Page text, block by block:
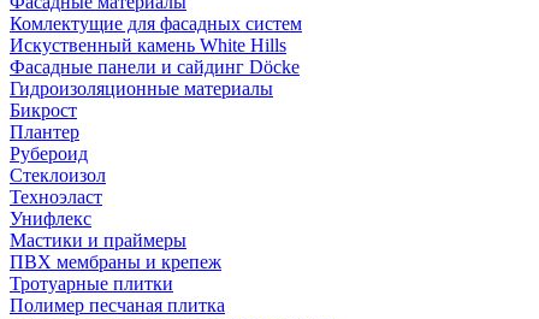
Комлектущие для фасадных систем
Искуственный камень White Hills
Фасадные панели и сайдинг Döcke
Гидроизоляционные материалы
Бикрост
Плантер
Рубероид
Стеклоизол
Техноэласт
Унифлекс
Мастики и праймеры
ПВХ мембраны и крепеж
Тротуарные плитки
Полимер песчаная плитка